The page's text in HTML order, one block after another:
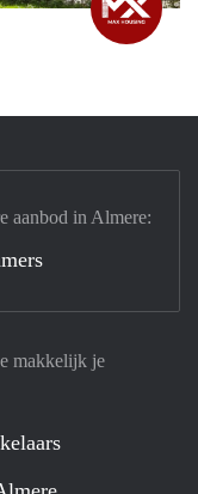
makkelijk je
aanbod in Almere: